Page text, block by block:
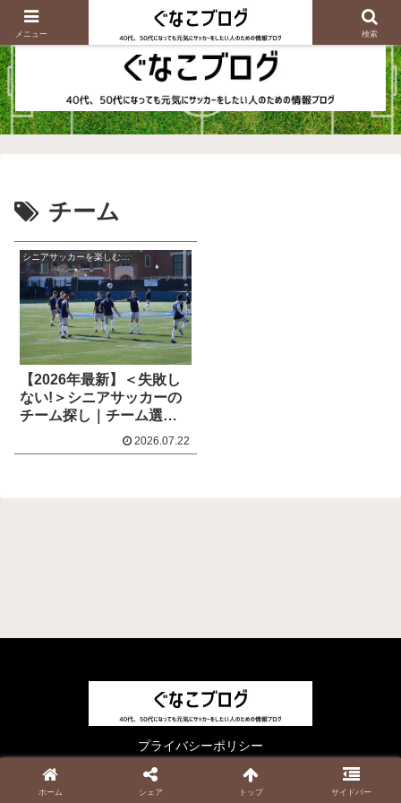
チーム
シニアサッカーを楽しむ為に知っておくこと
【2026年最新】＜失敗し
ない!＞シニアサッカーの
チーム探し｜チーム選び
に大切な8つのポイント
2026.07.22
プライバシーポリシー
© 2023 ぐなこブログ.
メニュー 検索
ホーム シェア トップ サイドバー